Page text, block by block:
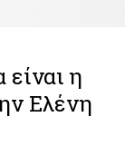
η
Ελένη